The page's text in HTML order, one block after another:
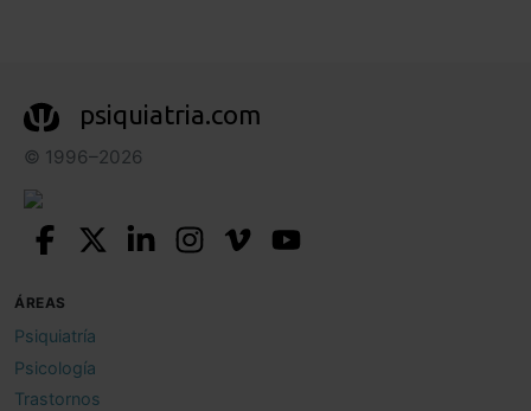
psiquiatria.com
© 1996–2026
ÁREAS
Psiquiatría
Psicología
Trastornos